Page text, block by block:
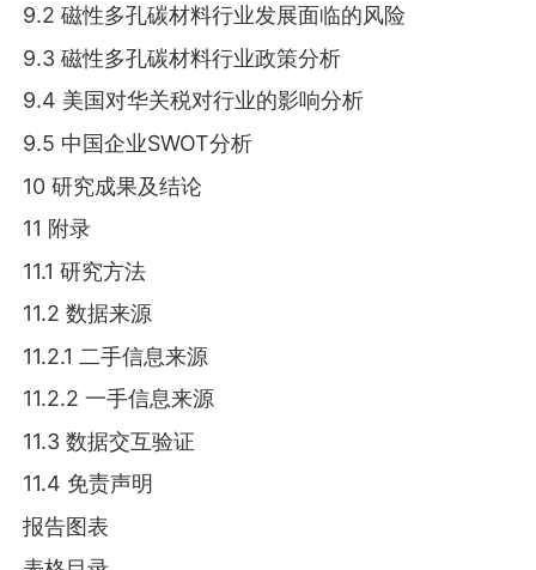
9.2 磁性多孔碳材料行业发展面临的风险
9.3 磁性多孔碳材料行业政策分析
9.4 美国对华关税对行业的影响分析
9.5 中国企业SWOT分析
10 研究成果及结论
11 附录
11.1 研究方法
11.2 数据来源
11.2.1 二手信息来源
11.2.2 一手信息来源
11.3 数据交互验证
11.4 免责声明
报告图表